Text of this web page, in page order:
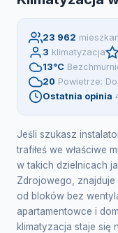
23 962
3 klimatyzacja
13°C
20 Powietrze:
Ostatnia opinia
Jeśli szukasz
trafiłeś we właściwe
w takich dzielnicach
Zdrojowego,
od bloków bez
apartamentowce i
klimatyzacja staje się